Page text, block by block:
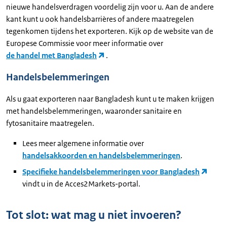
nieuwe handelsverdragen voordelig zijn voor u. Aan de andere
kant kunt u ook handelsbarrières of andere maatregelen
tegenkomen tijdens het exporteren. Kijk op de website van de
Europese Commissie voor meer informatie over
de handel met Bangladesh
.
Handelsbelemmeringen
Als u gaat exporteren naar Bangladesh kunt u te maken krijgen
met handelsbelemmeringen, waaronder sanitaire en
fytosanitaire maatregelen.
Lees meer algemene informatie over
handelsakkoorden en handelsbelemmeringen.
Specifieke handelsbelemmeringen voor Bangladesh
vindt u in de Acces2Markets-portal.
Tot slot: wat mag u niet invoeren?